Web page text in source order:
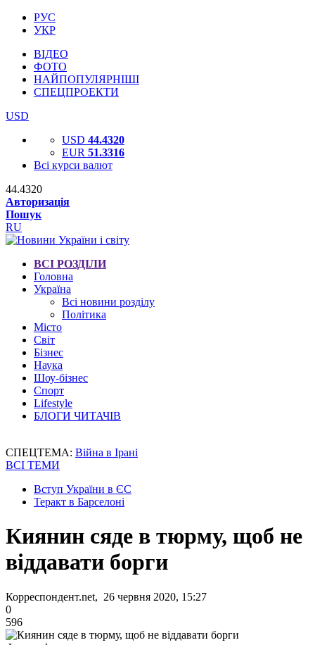
РУС
УКР
ВІДЕО
ФОТО
НАЙПОПУЛЯРНІШІ
СПЕЦПРОЕКТИ
USD
USD 44.4320
EUR 51.3316
Всі курси валют
44.4320
Авторизація
Пошук
RU
ВСІ РОЗДІЛИ
Головна
Україна
Всі новини розділу
Політика
Місто
Світ
Бізнес
Наука
Шоу-бізнес
Спорт
Lifestyle
БЛОГИ ЧИТАЧІВ
СПЕЦТЕМА: Війна в Ірані
ВСІ ТЕМИ
Вступ України в ЄС
Теракт в Барселоні
Киянин сяде в тюрму, щоб не
віддавати борги
Корреспондент.net, 26 червня 2020, 15:27
0
596